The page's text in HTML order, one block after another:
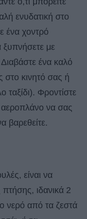
ενυδατική στο
ένα χοντρό
ξυπνήσετε με
ένα καλό
στο κινητό σας ή
ταξίδι). Φροντίστε
να σας
βαρεθείτε.
είναι να
ιδανικά 2
νερό από τα ζεστά